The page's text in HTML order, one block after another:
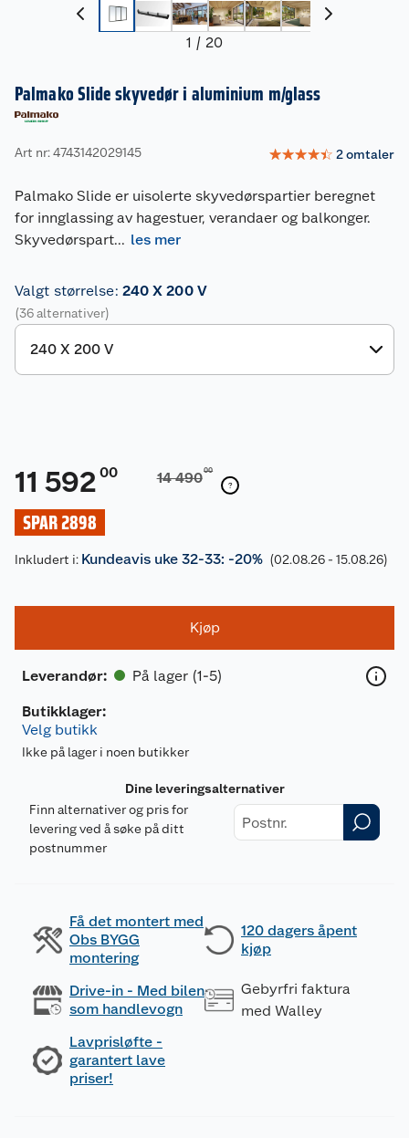
1 / 20
Palmako Slide skyvedør i aluminium m/glass
Art nr: 4743142029145 ☆☆☆☆☆ 2omtaler
Palmako Slide er uisolerte skyvedørspartier beregnet
for innglassing av hagestuer, verandaer og balkonger.
Skyvedørspart... les mer
Valgt størrelse: 240 X 200 V
(36 alternativer)
11 592 00 14 49000
SPAR 2898
Inkludert i: Kundeavis uke 32-33: -20% (02.08.26 - 15.08.26)
Kjøp
Leverandør: På lager (1-5)
Butikklager:
Velg butikk
Ikke på lager i noen butikker
Dine leveringsalternativer
Finn alternativer og pris for
levering ved å søke på ditt
postnummer
Få det montert med
Obs BYGG
montering
120 dagers åpent
kjøp
Drive-in - Med bilen
som handlevogn
Gebyrfri faktura
med Walley
Lavprisløfte -
garantert lave
priser!